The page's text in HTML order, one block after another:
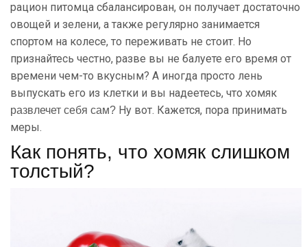
рацион питомца сбалансирован, он получает достаточно
овощей и зелени, а также регулярно занимается
спортом на колесе, то переживать не стоит. Но
признайтесь честно, разве вы не балуете его время от
времени чем-то вкусным? А иногда просто лень
выпускать его из клетки и вы надеетесь, что хомяк
развлечет себя сам? Ну вот. Кажется, пора принимать
меры.
Как понять, что хомяк слишком
толстый?